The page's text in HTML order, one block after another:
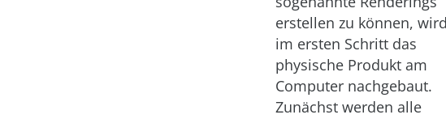
erstellen zu können, wird
im ersten Schritt das
physische Produkt am
Computer nachgebaut.
Zunächst werden alle